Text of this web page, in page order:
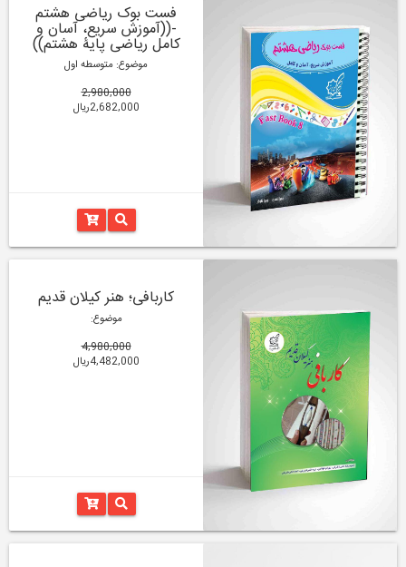
فست بوک ریاضی هشتم
-((آموزش سریع، آسان و
کامل ریاضی پایۀ هشتم))
موضوع: متوسطه اول
2,980,000
2,682,000ریال
کاربافی؛ هنر کیلان قدیم
موضوع:
4,980,000
4,482,000ریال